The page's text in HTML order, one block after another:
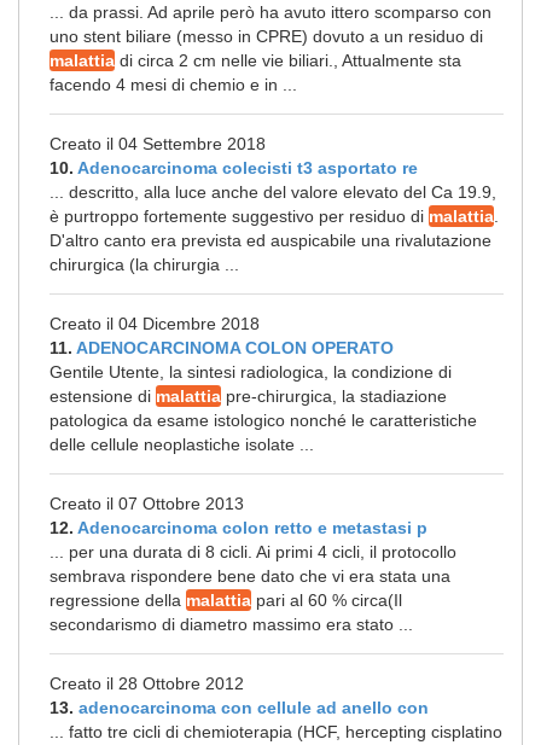
... da prassi. Ad aprile però ha avuto ittero scomparso con
uno stent biliare (messo in CPRE) dovuto a un residuo di
malattia di circa 2 cm nelle vie biliari., Attualmente sta
facendo 4 mesi di chemio e in ...
Creato il 04 Settembre 2018
10. Adenocarcinoma colecisti t3 asportato re
... descritto, alla luce anche del valore elevato del Ca 19.9,
è purtroppo fortemente suggestivo per residuo di malattia
D'altro canto era prevista ed auspicabile una rivalutazione
chirurgica (la chirurgia ...
Creato il 04 Dicembre 2018
11. ADENOCARCINOMA COLON OPERATO
Gentile Utente, la sintesi radiologica, la condizione di
estensione di malattia pre-chirurgica, la stadiazione
patologica da esame istologico nonché le caratteristiche
delle cellule neoplastiche isolate ...
Creato il 07 Ottobre 2013
12. Adenocarcinoma colon retto e metastasi p
... per una durata di 8 cicli. Ai primi 4 cicli, il protocollo
sembrava rispondere bene dato che vi era stata una
regressione della malattia pari al 60 % circa(Il
secondarismo di diametro massimo era stato ...
Creato il 28 Ottobre 2012
13. adenocarcinoma con cellule ad anello con
... fatto tre cicli di chemioterapia (HCF, hercepting cisplatino